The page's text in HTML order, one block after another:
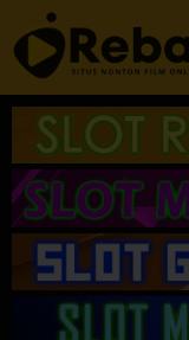
Loncat
ke
konten